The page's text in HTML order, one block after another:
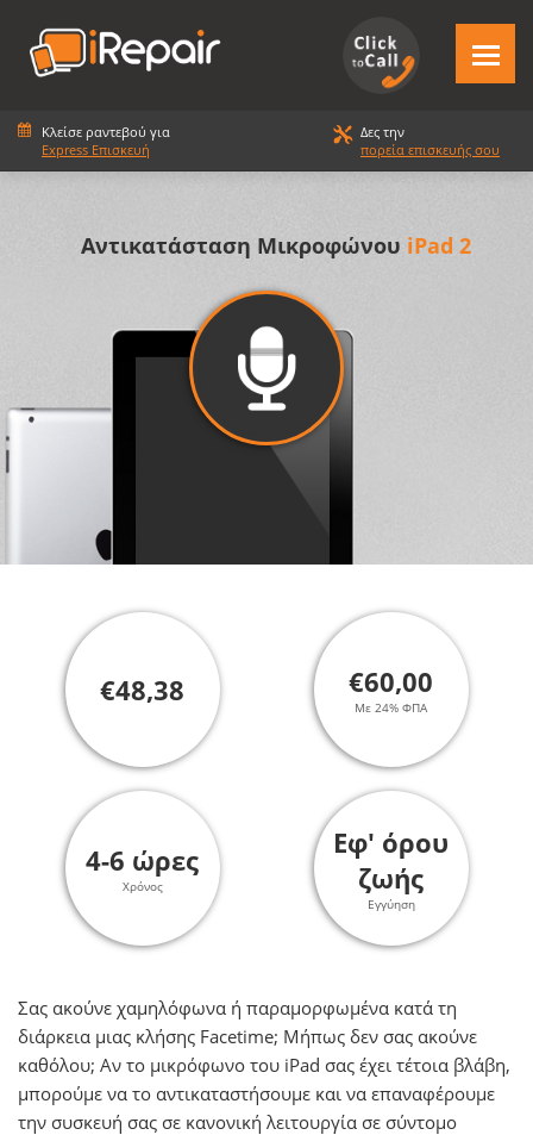
Κλείσε ραντεβού για
Express Επισκευή
Δες την
πορεία επισκευής σου
Αντικατάσταση Μικροφώνου iPad 2
€48,38 €60,00
Με 24% ΦΠΑ
4-6 ώρες
Χρόνος
Εφ' όρου
ζωής
Εγγύηση
Σας ακούνε χαμηλόφωνα ή παραμορφωμένα κατά τη
διάρκεια μιας κλήσης Facetime; Μήπως δεν σας ακούνε
καθόλου; Αν το μικρόφωνο του iPad σας έχει τέτοια βλάβη,
μπορούμε να το αντικαταστήσουμε και να επαναφέρουμε
την συσκευή σας σε κανονική λειτουργία σε σύντομο